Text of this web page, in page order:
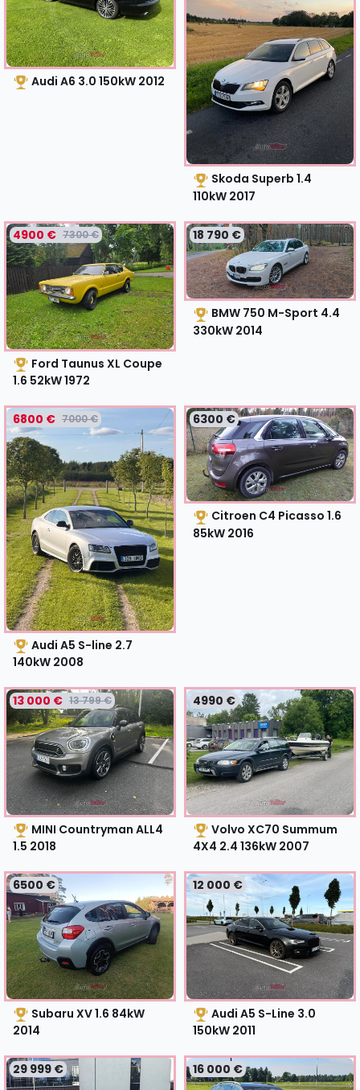
Audi A6 3.0 150kW 2012
Skoda Superb 1.4
110kW 2017
4900 € 7300 €
Ford Taunus XL Coupe
1.6 52kW1972
18 790 €
BMW 750 M-Sport 4.4
330kW 2014
6800 € 7000 €
Audi A5 S-line 2.7
140kW 2008
6300 €
Citroen C4 Picasso 1.6
85kW 2016
13 000 € 13 799 €
MINI Countryman ALL4
1.5 2018
4990 €
Volvo XC70 Summum
4X4 2.4 136kW 2007
6500 €
Subaru XV 1.6 84kW
2014
12 000 €
Audi A5 S-Line 3.0
150kW 2011
29 999 € 16 000 €